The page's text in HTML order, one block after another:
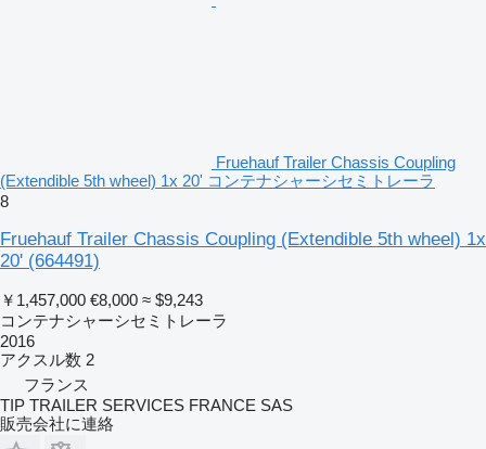
Fruehauf Trailer Chassis Coupling
(Extendible 5th wheel) 1x 20' コンテナシャーシセミトレーラ
8
Fruehauf Trailer Chassis Coupling (Extendible 5th wheel) 1x
20' (664491)
￥1,457,000 €8,000 ≈ $9,243
コンテナシャーシセミトレーラ
2016
アクスル数 2
フランス
TIP TRAILER SERVICES FRANCE SAS
販売会社に連絡